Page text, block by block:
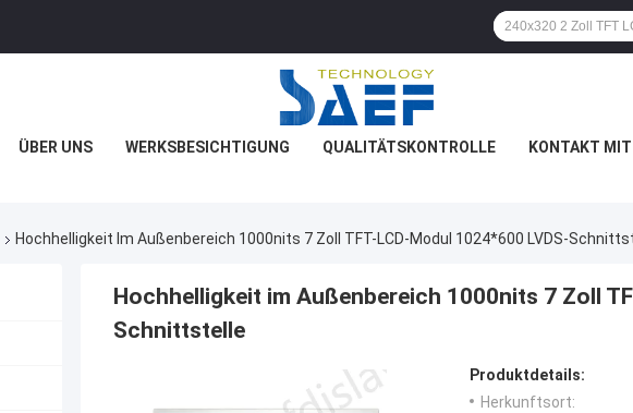
ÜBER UNS WERKSBESICHTIGUNG QUALITÄTSKONTROLLE KONTAKT
Hochhelligkeit Im Außenbereich 1000nits 7 Zoll TFT-LCD-Modul 1024*600 LVDS-
Hochhelligkeit im Außenbereich 1000nits 7 Zoll
Schnittstelle
Produktdetails:
Herkunftsort: